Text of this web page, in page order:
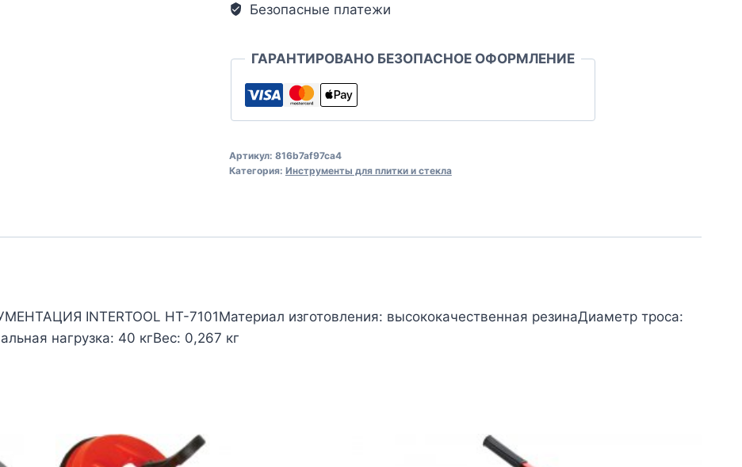
Безопасные платежи
ГАРАНТИРОВАНО БЕЗОПАСНОЕ ОФОРМЛЕНИЕ
Артикул: 816b7af97ca4
Категория: Инструменты для плитки и стекла
INTERTOOL НT-7101Материал изготовления: высококачественная резинаДиаметр троса:
нагрузка: 40 кгВес: 0,267 кг